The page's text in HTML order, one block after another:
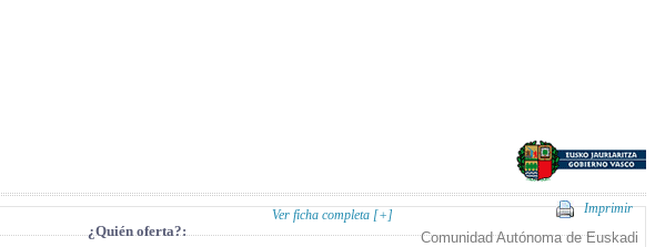
Imprimir
Comunidad Autónoma de Euskadi
Ver ficha completa [+]
¿Quién oferta?: